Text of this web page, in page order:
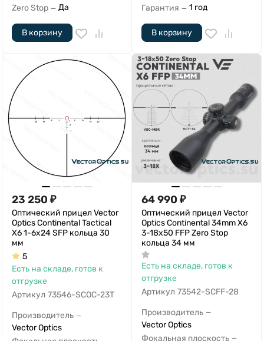
Zero Stop — Да
В корзину
Гарантия — 1 год
В корзину
23 250 ₽
Оптический прицел Vector
Optics Continental Tactical
X6 1-6x24 SFP кольца 30
мм
5
Есть на складе, готов к
отгрузке
Артикул 73546-SCOC-23T
Производитель —
Vector Optics
64 990 ₽
Оптический прицел Vector
Optics Continental 34mm X6
3-18x50 FFP Zero Stop
кольца 34 мм
Есть на складе, готов к
отгрузке
Артикул 73542-SCFF-28
Производитель —
Vector Optics
Фокальная плоскость —